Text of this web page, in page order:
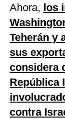
Ahora, los
Teherán y
sus
considera
República
contra